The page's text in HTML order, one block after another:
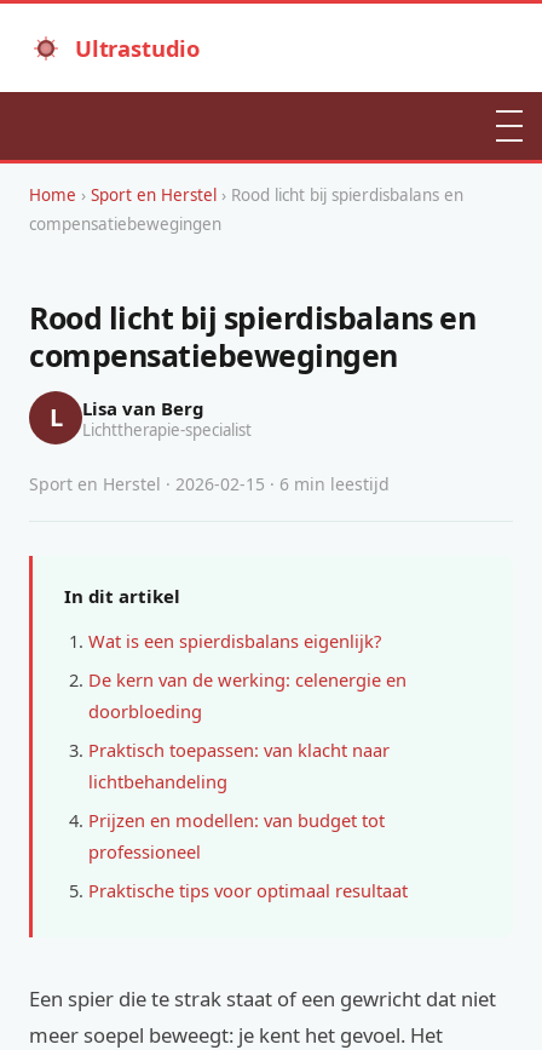
Ultrastudio
Home › Sport en Herstel › Rood licht bij spierdisbalans en
compensatiebewegingen
Rood licht bij spierdisbalans en
compensatiebewegingen
L Lisa van Berg
Lichttherapie-specialist
Sport en Herstel · 2026-02-15 · 6 min leestijd
In dit artikel
Wat is een spierdisbalans eigenlijk?
De kern van de werking: celenergie en
doorbloeding
Praktisch toepassen: van klacht naar
lichtbehandeling
Prijzen en modellen: van budget tot
professioneel
Praktische tips voor optimaal resultaat
Een spier die te strak staat of een gewricht dat niet
meer soepel beweegt: je kent het gevoel. Het